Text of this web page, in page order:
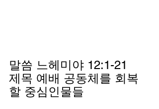
말씀 느헤미야 12:1-21
제목 예배 공동체를 회복
할 중심인물들